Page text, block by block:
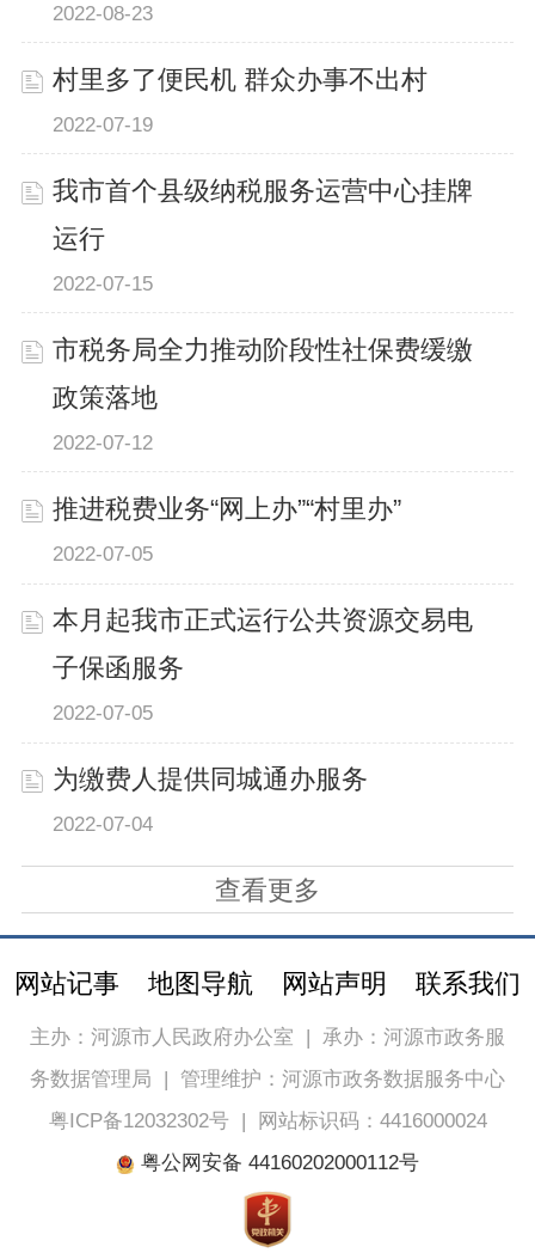
2022-08-23
村里多了便民机 群众办事不出村
2022-07-19
我市首个县级纳税服务运营中心挂牌
运行
2022-07-15
市税务局全力推动阶段性社保费缓缴
政策落地
2022-07-12
推进税费业务“网上办”“村里办”
2022-07-05
本月起我市正式运行公共资源交易电
子保函服务
2022-07-05
为缴费人提供同城通办服务
2022-07-04
查看更多
网站记事 地图导航 网站声明 联系我们
主办：河源市人民政府办公室
承办：河源市政务服
务数据管理局
管理维护：河源市政务数据服务中心
粤ICP备12032302号|
网站标识码：4416000024
粤公网安备 44160202000112号